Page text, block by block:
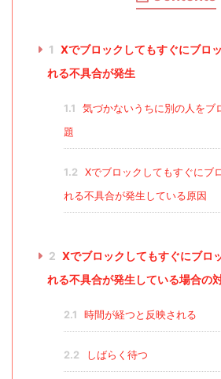
1 Xでブロックしてもすぐにブロ
れる不具合が発生
1.1
気づかないうちに別の人をブ
題
1.2
Xでブロックしてもすぐにブ
れる不具合が発生している原因
2 Xでブロックしてもすぐにブロ
れる不具合が発生している場合の
2.1 時間が経つと反映される
2.2 しばらく待つ